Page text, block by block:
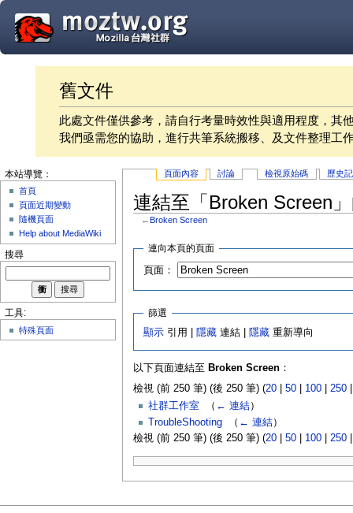
舊文件
此處文件僅供參考，請自行考量時效性與適用程度，其
我們亟需您的協助，進行共筆系統搬移、及文件整理工
頁面內容 討論 檢視原始碼 歷史
連結至「Broken Screen
← Broken Screen
連向本頁的頁面
頁面：
篩選
顯示 引用 | 隱藏 連結 | 隱藏 重新導向
以下頁面連結至 Broken Screen：
檢視 (前 250 筆) (後 250 筆) (20| 50| 100| 250
社群工作室‎ （ ← 連結）
TroubleShooting‎ （ ← 連結）
檢視 (前 250 筆) (後 250 筆) (20| 50| 100| 250
本站導覽：
首頁
頁面近期變動
隨機頁面
Help about MediaWiki
搜尋
工具:
特殊頁面